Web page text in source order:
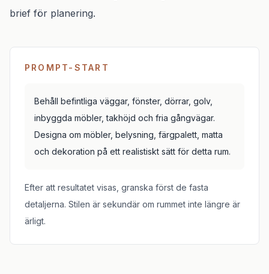
brief för planering.
PROMPT-START
Behåll befintliga väggar, fönster, dörrar, golv,
inbyggda möbler, takhöjd och fria gångvägar.
Designa om möbler, belysning, färgpalett, matta
och dekoration på ett realistiskt sätt för detta rum.
Efter att resultatet visas, granska först de fasta
detaljerna. Stilen är sekundär om rummet inte längre är
ärligt.